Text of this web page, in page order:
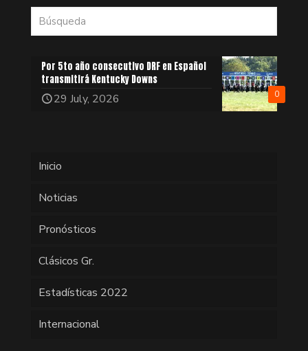
0
Por 5to año consecutivo DRF en Español
transmitirá Kentucky Downs
29 July, 2026
Inicio
Noticias
Pronósticos
Clásicos Gr.
Estadísticas 2022
Internacional